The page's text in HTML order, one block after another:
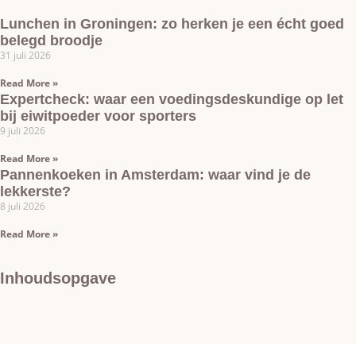
Lunchen in Groningen: zo herken je een écht goed
belegd broodje
31 juli 2026
Read More »
Expertcheck: waar een voedingsdeskundige op let
bij eiwitpoeder voor sporters
9 juli 2026
Read More »
Pannenkoeken in Amsterdam: waar vind je de
lekkerste?
8 juli 2026
Read More »
Inhoudsopgave